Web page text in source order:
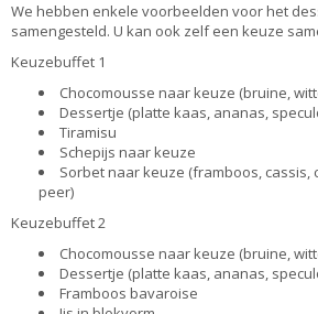
We hebben enkele voorbeelden voor het
samengesteld. U kan ook zelf een keuze
Keuzebuffet 1
Chocomousse naar keuze (bruine,
Dessertje (platte kaas, ananas,
Tiramisu
Schepijs naar keuze
Sorbet naar keuze (framboos, cassis,
peer)
Keuzebuffet 2
Chocomousse naar keuze (bruine,
Dessertje (platte kaas, ananas,
Framboos bavaroise